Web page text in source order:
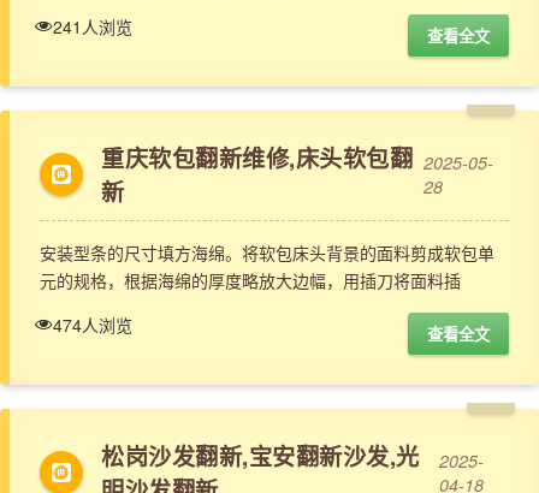
241人浏览
查看全文
重庆软包翻新维修,床头软包翻
新
2025-05-
28
安装型条的尺寸填方海绵。将软包床头背景的面料剪成软包单
元的规格，根据海绵的厚度略放大边幅，用插刀将面料插
474人浏览
查看全文
松岗沙发翻新,宝安翻新沙发,光
2025-
04-18